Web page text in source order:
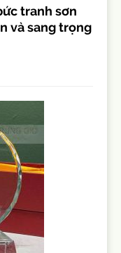
tranh sơn
và sang trọng